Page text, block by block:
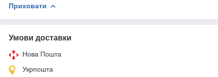
Приховати
Умови доставки
Нова Пошта
Укрпошта